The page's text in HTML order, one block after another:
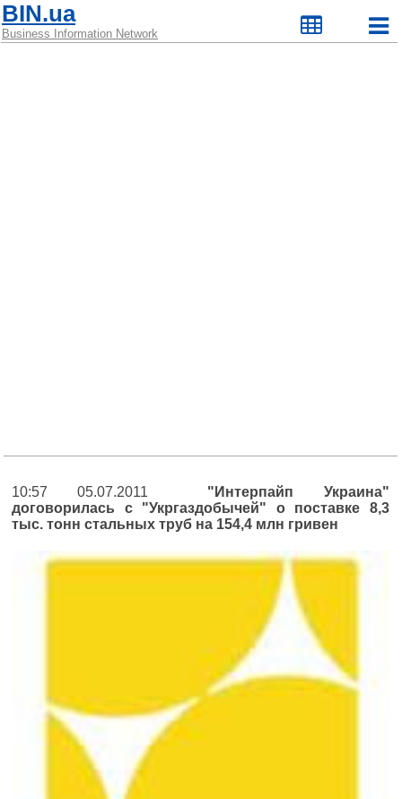
BIN.ua
Business Information Network
10:57 05.07.2011 "Интерпайп Украина"
договорилась с "Укргаздобычей" о поставке 8,3
тыс. тонн стальных труб на 154,4 млн гривен